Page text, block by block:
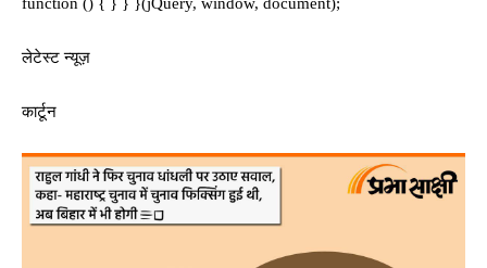
लेटेस्ट न्यूज़
कार्टून